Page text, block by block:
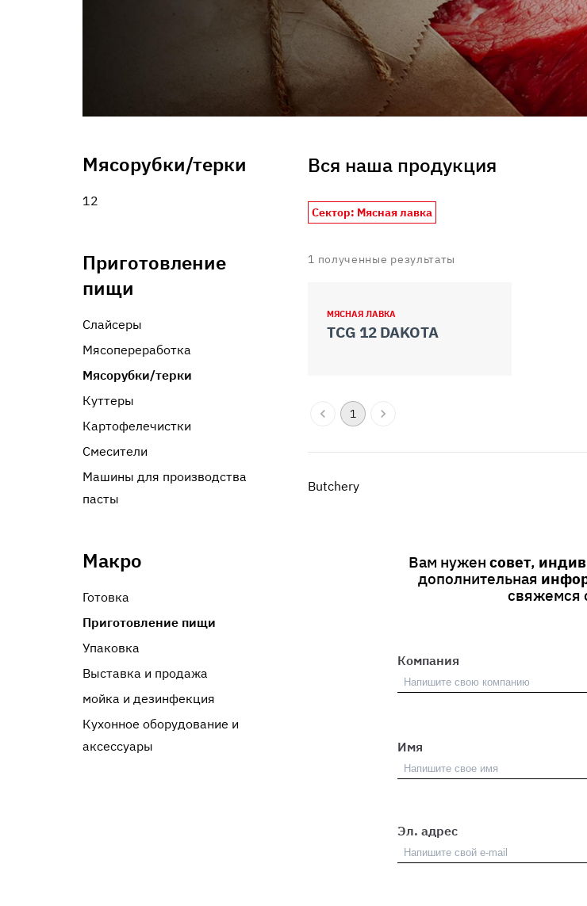
informazioni che ha fornito loro o che hanno raccolto dal suo utilizzo dei loro servizi.
Мясорубки/терки
12
Приготовление
пищи
Слайсеры
Мясопереработка
Мясорубки/терки
Куттеры
Картофелечистки
Смесители
Машины для производства
пасты
Макро
Готовка
Приготовление пищи
Упаковка
Выставка и продажа
мойка и дезинфекция
Кухонное оборудование и
аксессуары
Вся наша продукция
Сектор: Мясная лавка
1 полученные результаты
МЯСНАЯ ЛАВКА
TCG 12 DAKOTA
1
Butchery
Вам нужен совет,
дополнительная
свяжемся
Компания
Имя
Эл. адрес